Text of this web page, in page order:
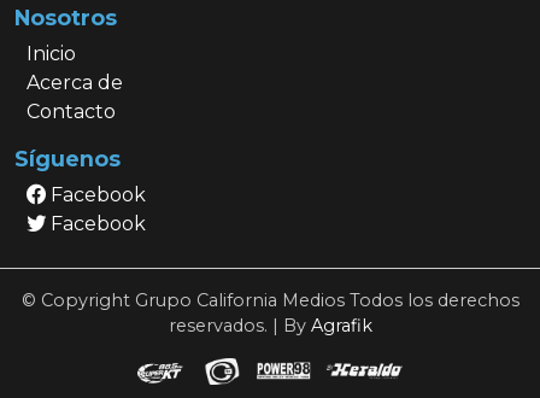
Nosotros
Inicio
Acerca de
Contacto
Síguenos
Facebook
Facebook
© Copyright Grupo California Medios Todos los derechos
reservados. | By Agrafik